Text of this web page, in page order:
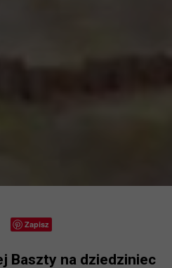
Zapisz
Baszty na dziedziniec